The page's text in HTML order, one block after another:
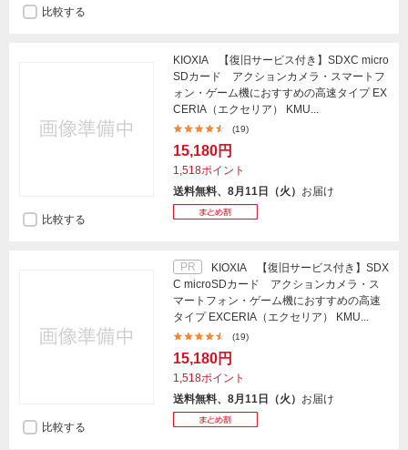
比較する
KIOXIA 【復旧サービス付き】SDXC micro
SDカード アクションカメラ・スマートフ
ォン・ゲーム機におすすめの高速タイプ EX
CERIA（エクセリア） KMU...
(19)
15,180円
1,518ポイント
送料無料、8月11日（火） お届け
比較する
PR
KIOXIA 【復旧サービス付き】SDX
C microSDカード アクションカメラ・ス
マートフォン・ゲーム機におすすめの高速
タイプ EXCERIA（エクセリア） KMU...
(19)
15,180円
1,518ポイント
送料無料、8月11日（火） お届け
比較する